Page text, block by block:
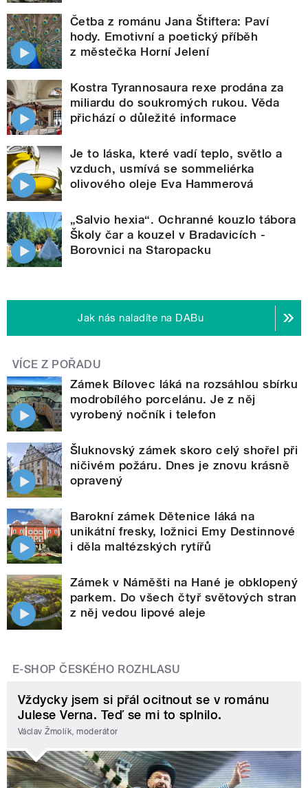
Četba z románu Jana Štiftera: Paví
hody. Emotivní a poetický příběh
z městečka Horní Jelení
Kostra Tyrannosaura rexe prodána za
miliardu do soukromých rukou. Věda
přichází o důležité informace
Je to láska, které vadí teplo, světlo a
vzduch, usmívá se sommeliérka
olivového oleje Eva Hammerová
„Salvio hexia“. Ochranné kouzlo tábora
Školy čar a kouzel v Bradavicích -
Borovnici na Staropacku
Jak nás naladíte na DABu
VÍCE Z POŘADU
Zámek Bílovec láká na rozsáhlou sbírku
modrobílého porcelánu. Je z něj
vyrobený nočník i telefon
Šluknovský zámek skoro celý shořel při
ničivém požáru. Dnes je znovu krásně
opravený
Barokní zámek Dětenice láká na
unikátní fresky, ložnici Emy Destinnové
i děla maltézských rytířů
Zámek v Náměšti na Hané je obklopený
parkem. Do všech čtyř světových stran
z něj vedou lipové aleje
E-SHOP ČESKÉHO ROZHLASU
Vždycky jsem si přál ocitnout se v románu
Julese Verna. Teď se mi to splnilo.
Václav Žmolík, moderátor